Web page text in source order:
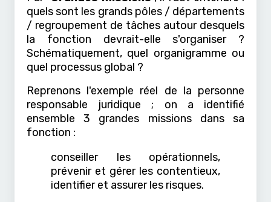
quels sont les grands pôles / départements
/ regroupement de tâches autour desquels
la fonction devrait-elle s'organiser ?
Schématiquement, quel organigramme ou
quel processus global ?
Reprenons l'exemple réel de la personne
responsable juridique ; on a identifié
ensemble 3 grandes missions dans sa
fonction :
conseiller les opérationnels,
prévenir et gérer les contentieux,
identifier et assurer les risques.